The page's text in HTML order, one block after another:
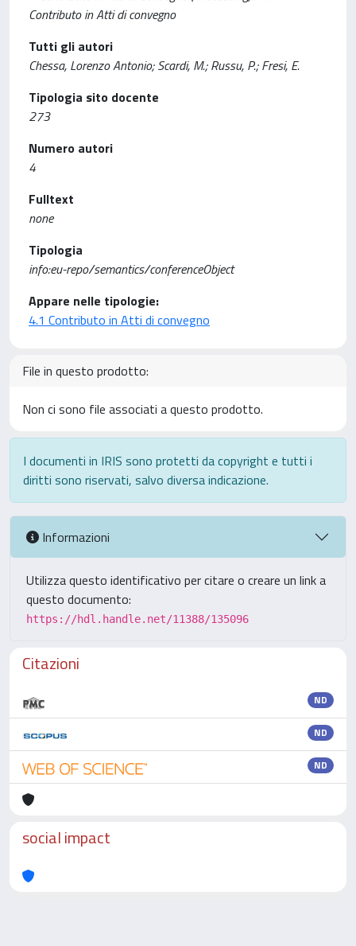
Contributo in Atti di convegno
Tutti gli autori
Chessa, Lorenzo Antonio; Scardi, M.; Russu, P.; Fresi, E.
Tipologia sito docente
273
Numero autori
4
Fulltext
none
Tipologia
info:eu-repo/semantics/conferenceObject
Appare nelle tipologie:
4.1 Contributo in Atti di convegno
File in questo prodotto:
Non ci sono file associati a questo prodotto.
I documenti in IRIS sono protetti da copyright e tutti i
diritti sono riservati, salvo diversa indicazione.
Informazioni
Utilizza questo identificativo per citare o creare un link a
questo documento:
https://hdl.handle.net/11388/135096
Citazioni
ND
ND
ND
social impact